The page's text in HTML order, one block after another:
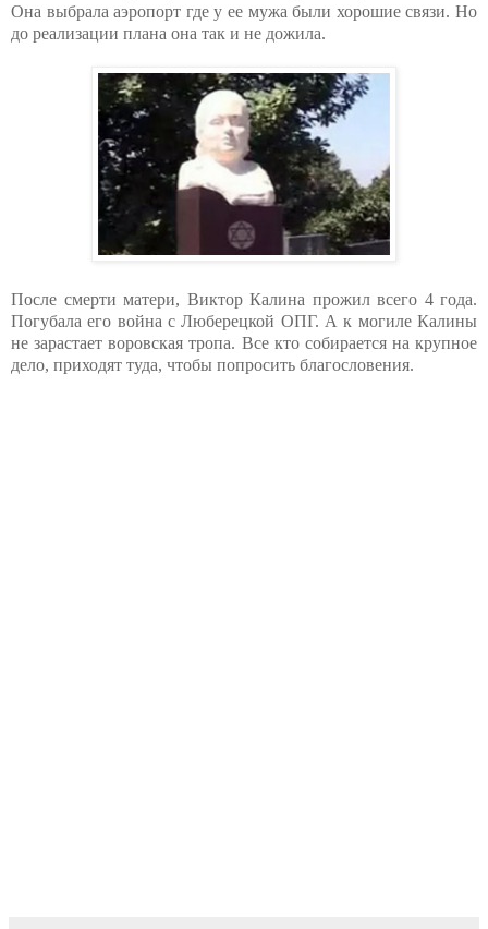
Она выбрала аэропорт где у ее мужа были хорошие связи. Но
до реализации плана она так и не дожила.
После смерти матери, Виктор Калина прожил всего 4 года.
Погубала его война с Люберецкой ОПГ. А к могиле Калины
не зарастает воровская тропа. Все кто собирается на крупное
дело, приходят туда, чтобы попросить благословения.